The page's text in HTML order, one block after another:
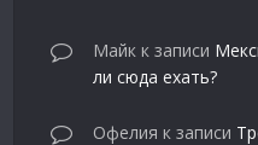
Майк к записи
ли сюда ехать?
Офелия к записи